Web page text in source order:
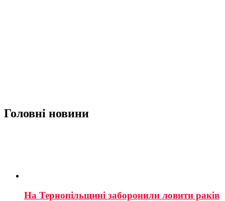
Головні новини
На Тернопільщині заборонили ловити раків